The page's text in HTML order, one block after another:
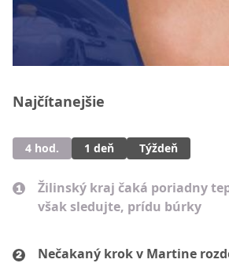
Najčítanejšie
4 hod. 1 deň Týždeň
Žilinský kraj čaká poriadny
však sledujte, prídu búrky
Nečakaný krok v Martine